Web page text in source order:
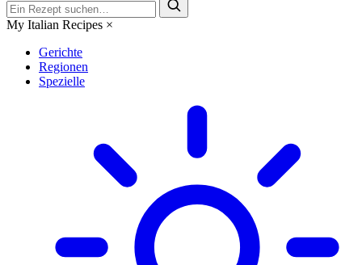
My Italian Recipes ×
Gerichte
Regionen
Spezielle